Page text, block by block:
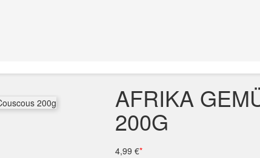
AFRIKA
200G
4,99 €*